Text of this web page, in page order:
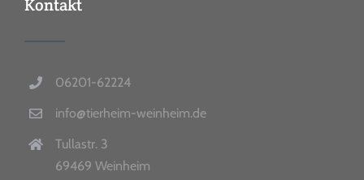
Kontakt
06201-62224
info@tierheim-weinheim.de
Tullastr. 3
69469 Weinheim